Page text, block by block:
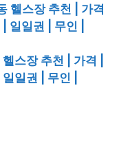
헬스장 추천 | 가격
일일권 | 무인 |
스장 추천 | 가격 |
일권 | 무인 |